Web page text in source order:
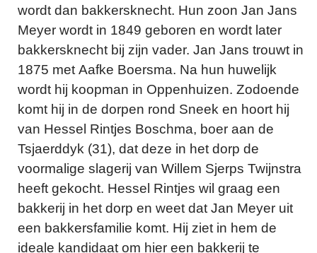
wordt dan bakkersknecht. Hun zoon Jan Jans
Meyer wordt in 1849 geboren en wordt later
bakkersknecht bij zijn vader. Jan Jans trouwt in
1875 met Aafke Boersma. Na hun huwelijk
wordt hij koopman in Oppenhuizen. Zodoende
komt hij in de dorpen rond Sneek en hoort hij
van Hessel Rintjes Boschma, boer aan de
Tsjaerddyk (31), dat deze in het dorp de
voormalige slagerij van Willem Sjerps Twijnstra
heeft gekocht. Hessel Rintjes wil graag een
bakkerij in het dorp en weet dat Jan Meyer uit
een bakkersfamilie komt. Hij ziet in hem de
ideale kandidaat om hier een bakkerij te